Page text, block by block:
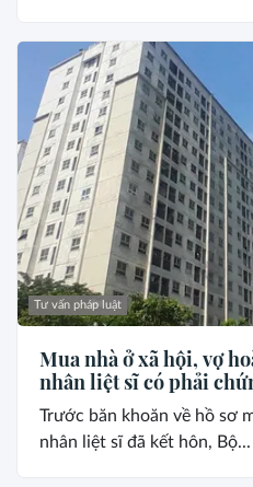
Tư vấn pháp luật
Mua nhà ở xã hội, vợ
nhân liệt sĩ có phải
Trước băn khoăn về hồ sơ
nhân liệt sĩ đã kết hôn, Bộ...